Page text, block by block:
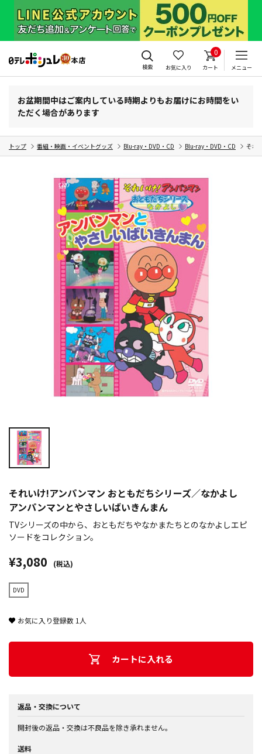
検索 お気に入り
0
カート メニュー
お盆期間中はご案内している時期よりもお届けにお時間をい
ただく場合があります
トップ 番組・映画・イベントグッズ Blu-ray・DVD・CD Blu-ray・DVD・CD それ
それいけ!アンパンマン おともだちシリーズ／なかよし
アンパンマンとやさしいばいきんまん
TVシリーズの中から、おともだちやなかまたちとのなかよしエピ
ソードをコレクション。
¥3,080 (税込)
DVD
お気に入り登録数 1 人
カートに入れる
返品・交換について
開封後の返品・交換は不良品を除き承れません。
送料